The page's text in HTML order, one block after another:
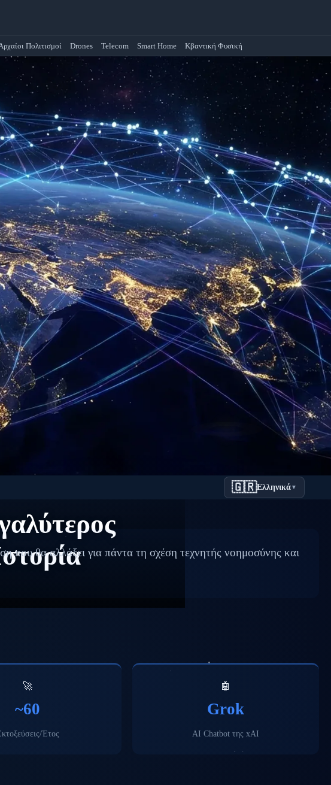
Πολιτισμοί Drones Telecom Smart Home Κβαντική Φυσική
🇬🇷Ελληνικά▼
που θα αλλάξει για πάντα τη σχέση τεχνητής νοημοσύνης και
🚀
~60
Έτος
🤖
Grok
AI Chatbot της xAI